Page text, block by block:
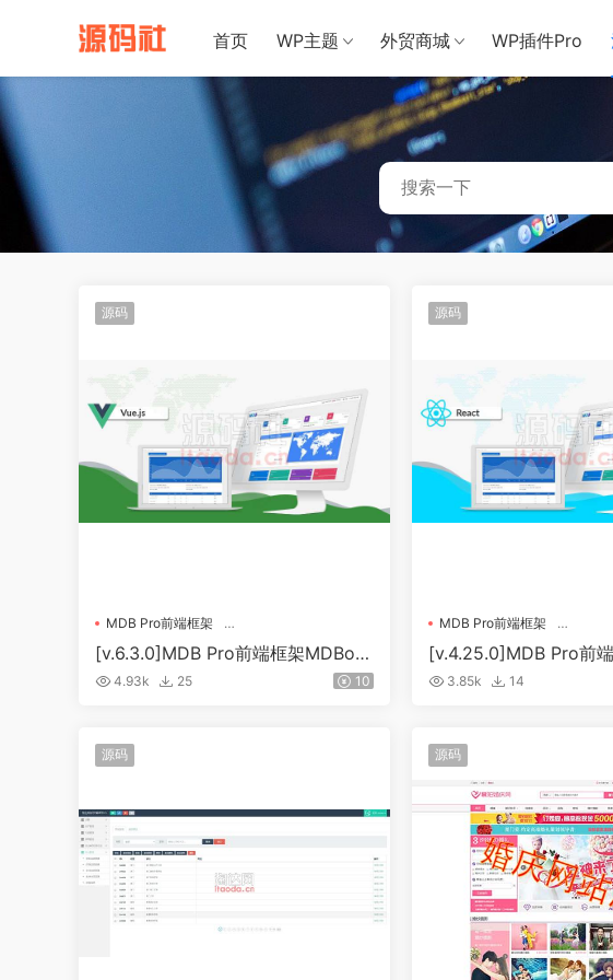
首页 WP主题 外贸商城 WP插件Pro
源码
MDB Pro前端框架
MDBootstrap Pro Vue专业版
[v.6.3.0]MDB Pro前端框架MDBoot
strap Pro Vue专业版
4.93k 25 10
源码
MDB Pro前端框架
MDBootstrap Pro React专业
[v.4.25.0]MDB Pro前
otstrap Pro React专业
3.85k 14
源码 源码